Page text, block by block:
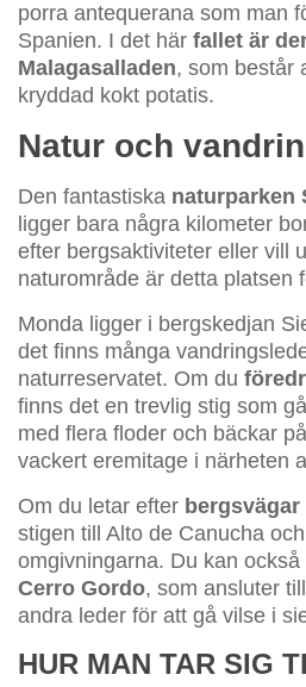
porra antequerana som man
Spanien. I det här fallet är
Malagasalladen, som består
kryddad kokt potatis.
Natur och
Den fantastiska naturparken
ligger bara några kilometer
efter bergsaktiviteter eller vill
naturområde är detta platsen
Monda ligger i bergskedjan
det finns många
naturreservatet. Om du
finns det en trevlig stig som
med flera floder och bäckar
vackert eremitage i närheten
Om du letar efter bergsvägar
stigen till Alto de Canucha
omgivningarna. Du kan
Cerro Gordo, som ansluter
andra leder för att gå vilse i
HUR MAN TAR SIG